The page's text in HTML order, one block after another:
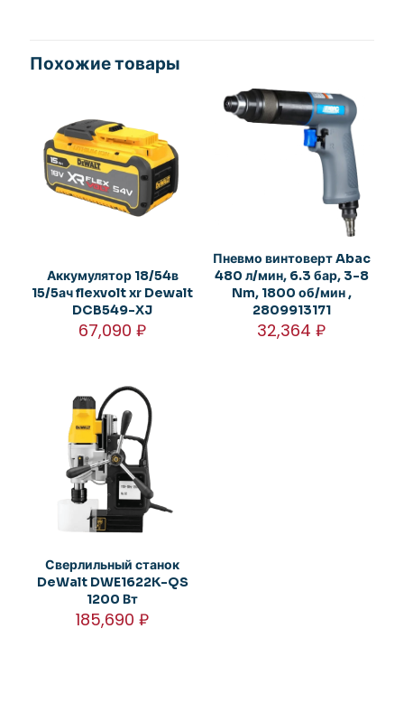
Похожие товары
Аккумулятор 18/54в
15/5ач flexvolt xr Dewalt
DCB549-XJ
67,090₽
Пневмо винтоверт Abac
480 л/мин, 6.3 бар, 3-8
Nm, 1800 об/мин ,
2809913171
32,364₽
Сверлильный станок
DeWalt DWE1622K-QS
1200 Вт
185,690₽